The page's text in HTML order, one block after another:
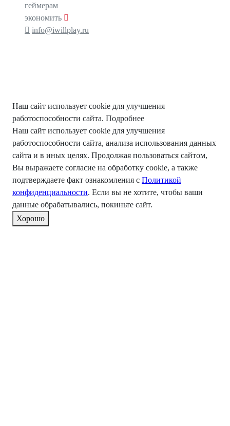
геймерам
экономить
info@iwillplay.ru
Наш сайт использует cookie для улучшения
работоспособности сайта. Подробнее
Наш сайт использует cookie для улучшения
работоспособности сайта, анализа использования данных
сайта и в иных целях. Продолжая пользоваться сайтом,
Вы выражаете согласие на обработку cookie, а также
подтверждаете факт ознакомления с Политикой
конфиденциальности. Если вы не хотите, чтобы ваши
данные обрабатывались, покиньте сайт.
Хорошо